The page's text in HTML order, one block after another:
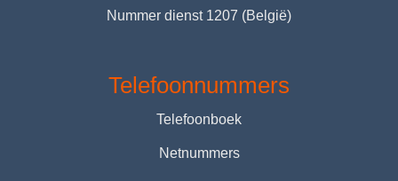
Nummer dienst 1207 (België)
Telefoonnummers
Telefoonboek
Netnummers